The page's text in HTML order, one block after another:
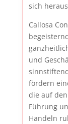
sich
Callosa
und
fördern
die auf
Führung
Handeln